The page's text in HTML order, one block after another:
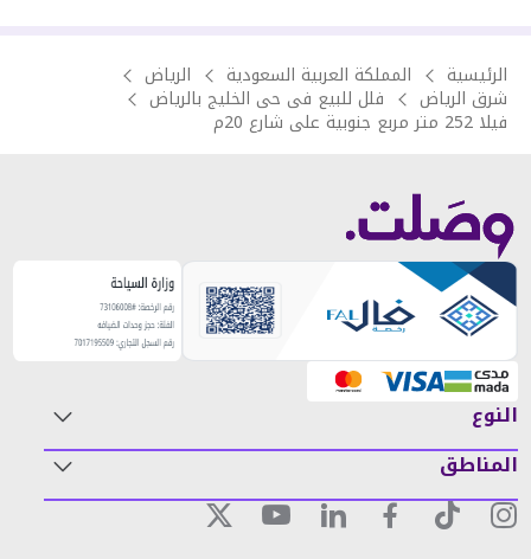
الرئيسية المملكة العربية السعودية الرياض
شرق الرياض فلل للبيع فى حى الخليج بالرياض
فيلا 252 متر مربع جنوبية على شارع 20م
النوع
المناطق